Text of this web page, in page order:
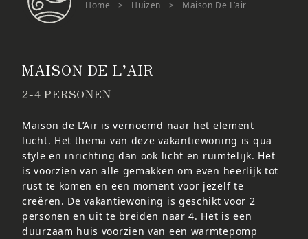
Home > Huizen > Maison De L’air
MAISON DE L’AIR
2-4 PERSONEN
Maison de L’Air is vernoemd naar het element
lucht. Het thema van deze vakantiewoning is qua
style en inrichting dan ook licht en ruimtelijk. Het
is voorzien van alle gemakken om even heerlijk tot
rust te komen en een moment voor jezelf te
creëren. De vakantiewoning is geschikt voor 2
personen en uit te breiden naar 4. Het is een
duurzaam huis voorzien van een warmtepomp